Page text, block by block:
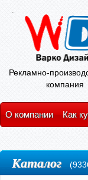
Рекламно-
компания
О компании Как
Каталог